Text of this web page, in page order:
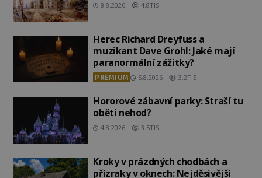
8.8.2026 4.8TIS
Herec Richard Dreyfuss a
muzikant Dave Grohl: Jaké mají
paranormální zážitky?
PREMIUM 5.8.2026 3.2TIS
Hororové zábavní parky: Straší tu
oběti nehod?
4.8.2026 3.5TIS
Kroky v prázdných chodbách a
přízraky v oknech: Nejděsivější